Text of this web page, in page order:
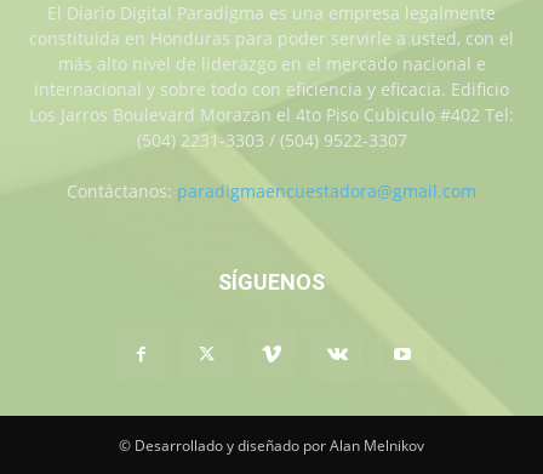
El Diario Digital Paradigma es una empresa legalmente
constituida en Honduras para poder servirle a usted, con el
más alto nivel de liderazgo en el mercado nacional e
internacional y sobre todo con eficiencia y eficacia. Edificio
Los Jarros Boulevard Morazan el 4to Piso Cubiculo #402 Tel:
(504) 2231-3303 / (504) 9522-3307
Contáctanos: paradigmaencuestadora@gmail.com
SÍGUENOS
© Desarrollado y diseñado por Alan Melnikov